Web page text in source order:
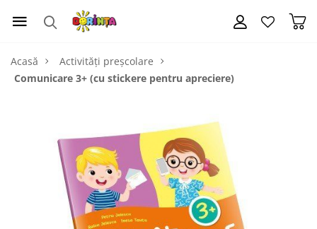
Acasă
Activități preșcolare
Comunicare 3+ (cu stickere pentru apreciere)